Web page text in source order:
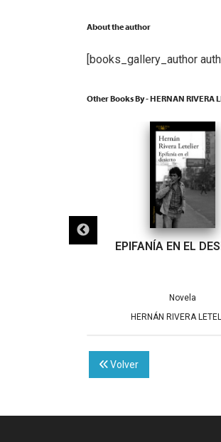
About the author
[books_gallery_author
Other Books By - HERNAN RIVERA
EPIFANÍA EN EL
Novela
HERNÁN RIVERA
Volver